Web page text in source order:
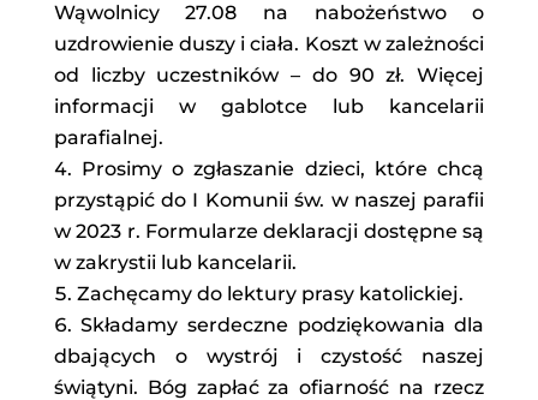
Wąwolnicy 27.08 na nabożeństwo o
uzdrowienie duszy i ciała. Koszt w zależności
od liczby uczestników – do 90 zł. Więcej
informacji w gablotce lub kancelarii
parafialnej.
Prosimy o zgłaszanie dzieci, które chcą
przystąpić do I Komunii św. w naszej parafii
w 2023 r. Formularze deklaracji dostępne są
w zakrystii lub kancelarii.
Zachęcamy do lektury prasy katolickiej.
Składamy serdeczne podziękowania dla
dbających o wystrój i czystość naszej
świątyni. Bóg zapłać za ofiarność na rzecz